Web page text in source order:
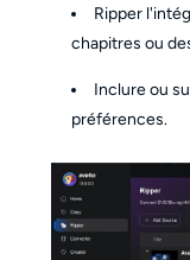
Ripper
chapitres ou
Inclure ou
préférences.